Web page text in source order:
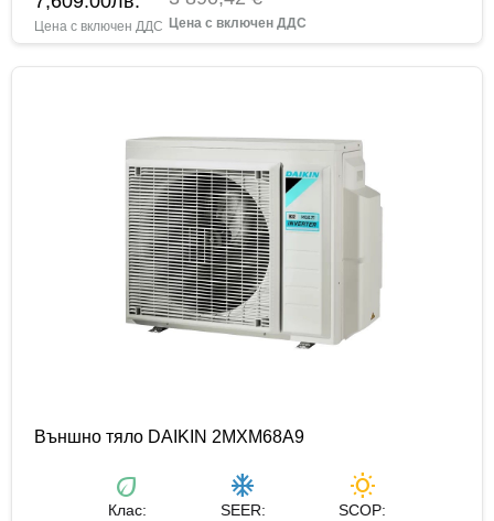
Външно тяло DAIKIN 2MXM68A9
eco
Клас:
ac_unit
SEER:
wb_sunny
SCOP: